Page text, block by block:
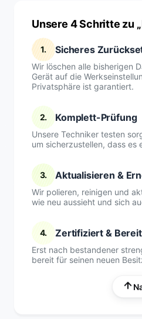
Unsere 4 Schritte zu
1. Sicheres
Wir löschen alle bisherigen
Gerät auf die
Privatsphäre ist garantiert.
2. Komplett-Prüfung
Unsere Techniker testen
um sicherzustellen, dass es
3. Aktualisieren &
Wir polieren, reinigen und
wie neu aussieht und sich
4. Zertifiziert & Bereit
Erst nach bestandener
bereit für seinen neuen